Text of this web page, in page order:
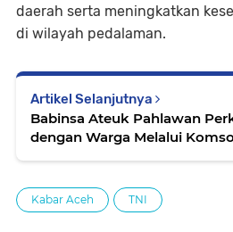
daerah serta meningkatkan
di wilayah pedalaman.
Artikel Selanjutnya
Babinsa Ateuk Pahlawan
dengan Warga Melalui
Kabar Aceh TNI